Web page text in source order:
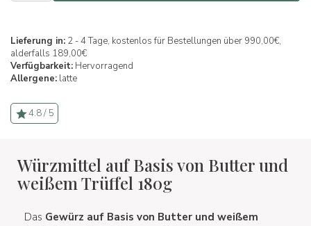
Lieferung in: 2 - 4 Tage, kostenlos für Bestellungen über 990,00€,
alderfalls 189,00€
Verfügbarkeit: Hervorragend
Allergene: latte
4.8 / 5
Würzmittel auf Basis von Butter und
weißem Trüffel 180g
Das Gewürz auf Basis von Butter und weißem